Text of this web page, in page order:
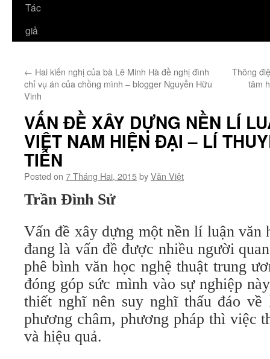
Tác
giả
← Hai kiến nghị của bà Lê Minh Hà đề nghị đình
chỉ vụ án của chồng mình – blogger Nguyễn Hữu
Vinh
Thông
tâm
VẤN ĐỀ XÂY DỰNG NỀN LÍ
VIỆT NAM HIỆN ĐẠI – LÍ
TIỄN
Posted on 7 Tháng Hai, 2015byVăn Việt
Trần Đình Sử
Vấn đề xây dựng một nền lí luận văn
đang là vấn đề được nhiều người
phê bình văn học nghệ thuật trung
đóng góp sức mình vào sự nghiệp
thiết nghĩ nên suy nghĩ thấu đáo
phương châm, phương pháp thì việc
và hiệu quả.